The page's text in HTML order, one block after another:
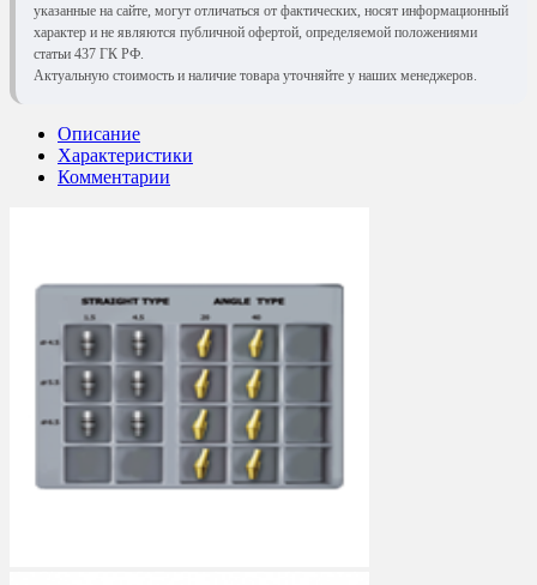
указанные на сайте, могут отличаться от фактических, носят информационный
характер и не являются публичной офертой, определяемой положениями
статьи 437 ГК РФ.
Актуальную стоимость и наличие товара уточняйте у наших менеджеров.
Описание
Характеристики
Комментарии